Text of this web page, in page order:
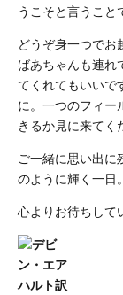
うこそと言うこと
どうぞ身一つでお
ばあちゃんも連れ
てくれてもいいで
に。一つのフィー
きるか見に来てく
ご一緒に思い出に
のように輝く一日。
心よりお待ちして